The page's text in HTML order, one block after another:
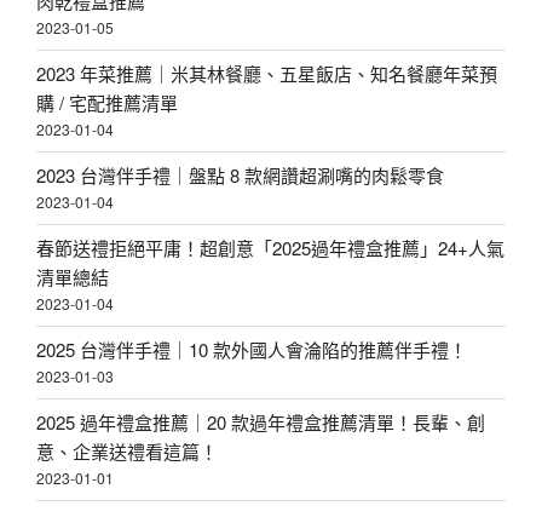
2023-01-05
2023 年菜推薦｜米其林餐廳、五星飯店、知名餐廳年菜預
購 / 宅配推薦清單
2023-01-04
2023 台灣伴手禮｜盤點 8 款網讚超涮嘴的肉鬆零食
2023-01-04
春節送禮拒絕平庸！超創意「2025過年禮盒推薦」24+人氣
清單總結
2023-01-04
2025 台灣伴手禮｜10 款外國人會淪陷的推薦伴手禮！
2023-01-03
2025 過年禮盒推薦｜20 款過年禮盒推薦清單！長輩、創
意、企業送禮看這篇！
2023-01-01